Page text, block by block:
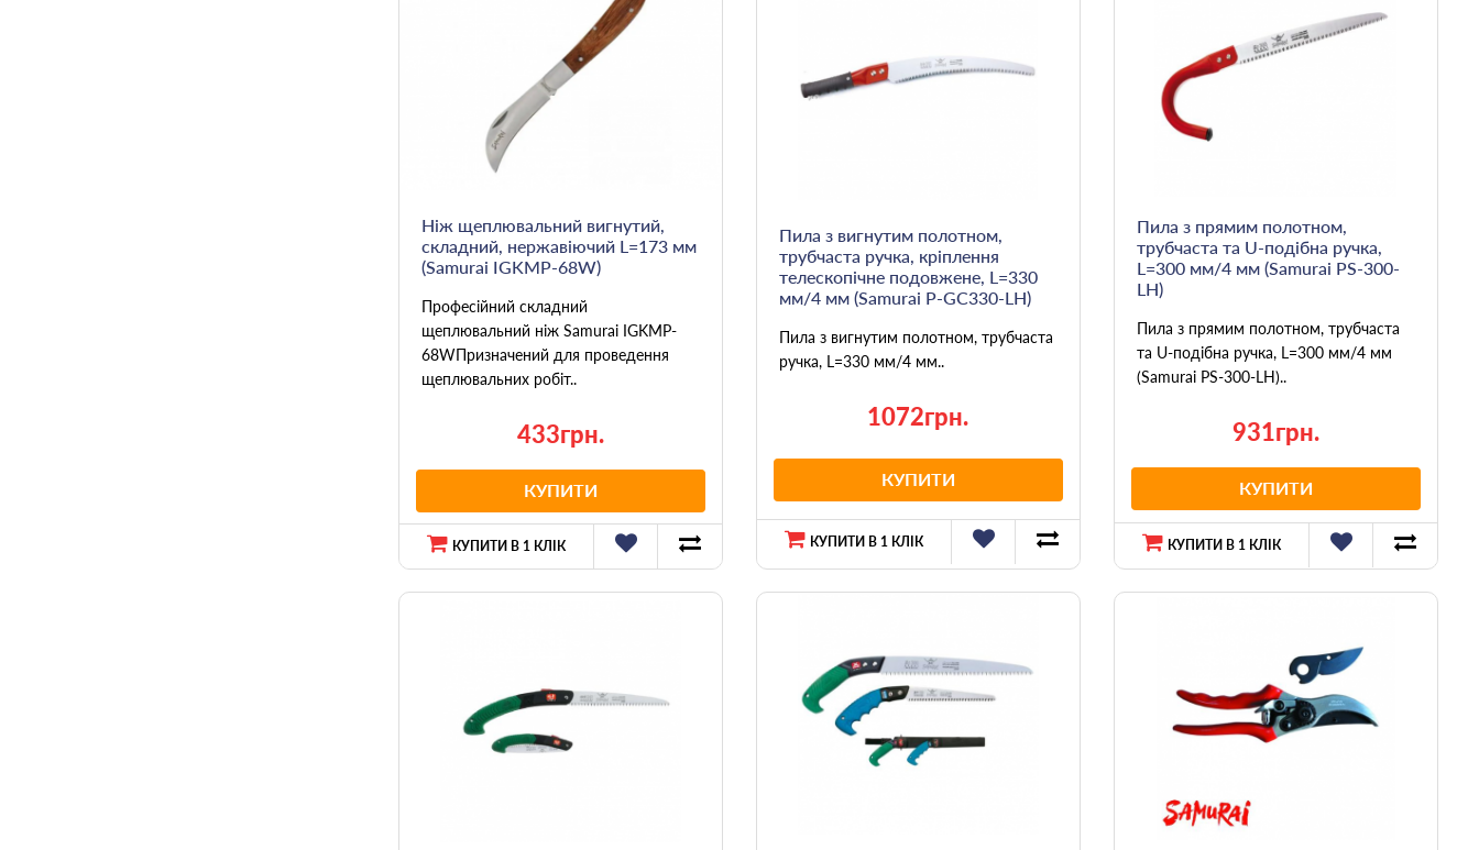
Ніж щеплювальний вигнутий,
складний, нержавіючий L=173 мм
(Samurai IGKMP-68W)
Професійний складний
щеплювальний ніж Samurai IGKMP-
68WПризначений для проведення
щеплювальних робіт..
433грн.
КУПИТИ
КУПИТИ В 1 КЛІК
Пила з вигнутим полотном,
трубчаста ручка, кріплення
телескопічне подовжене, L=330
мм/4 мм (Samurai P-GC330-LH)
Пила з вигнутим полотном, трубчаста
ручка, L=330 мм/4 мм..
1072грн.
КУПИТИ
КУПИТИ В 1 КЛІК
Пила з прямим полотном,
трубчаста та U-подібна ручка,
L=300 мм/4 мм (Samurai PS-300-
LH)
Пила з прямим полотном, трубчаста
та U-подібна ручка, L=300 мм/4 мм
(Samurai PS-300-LH)..
931грн.
КУПИТИ
КУПИТИ В 1 КЛІК